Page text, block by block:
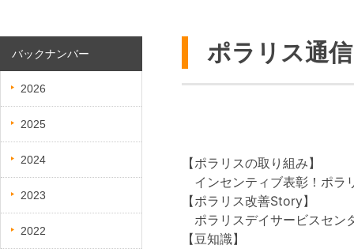
ポラリス通
【ポラリスの取り組み】
インセンティブ表彰！ポラ
【ポラリス改善Story】
ポラリスデイサービスセン
【豆知識】
バックナンバー
2026
2025
2024
2023
2022